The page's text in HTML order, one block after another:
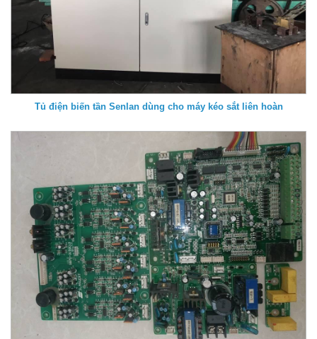
Tủ điện biến tần Senlan dùng cho máy kéo sắt liên hoàn